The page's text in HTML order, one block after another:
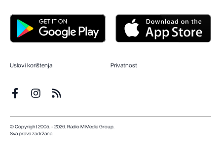
Uslovi korištenja Privatnost
© Copyright 2005. - 2026. Radio M Media Group.
Sva prava zadržana.